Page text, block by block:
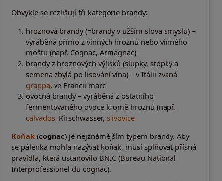
Obvykle se rozlišují tři kategorie brandy:
hroznová brandy (=brandy v užším slova smyslu) –
vyráběná přímo z vinných hroznů nebo vinného
moštu (např. Cognac, Armagnac)
brandy z hroznových výlisků (slupky, stopky a
semena zbylá po lisování vína) – v Itálii zvaná
grappa, ve Francii marc
ovocná brandy – vyráběná z ostatního
fermentovaného ovoce kromě hroznů (např.
calvados, Kirschwasser, slivovice
Koňak (cognac) je nejznámějším typem brandy. Aby
se pálenka mohla nazývat koňak, musí splňovat přísná
pravidla, která ustanovilo BNIC (Bureau National
Interprofessionel du cognac).